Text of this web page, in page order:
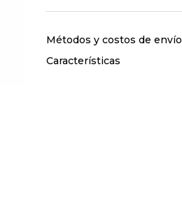
Métodos y costos de envío
Características